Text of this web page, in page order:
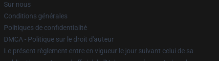
Sur nous
Conditions générales
Politiques de confidentialité
DMCA - Politique sur le droit d'auteur
Le présent règlement entre en vigueur le jour suivant celui de sa